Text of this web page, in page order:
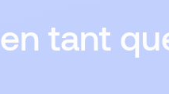
en tant